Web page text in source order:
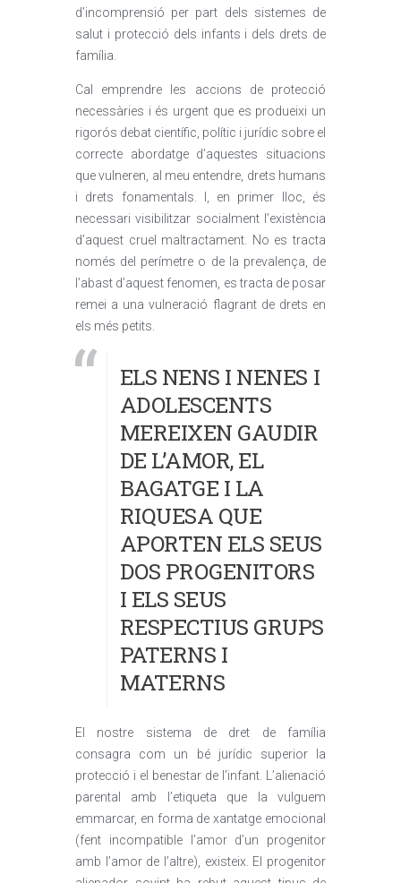
d’incomprensió per part dels sistemes de
salut i protecció dels infants i dels drets de
família.
Cal emprendre les accions de protecció
necessàries i és urgent que es produeixi un
rigorós debat científic, polític i jurídic sobre el
correcte abordatge d’aquestes situacions
que vulneren, al meu entendre, drets humans
i drets fonamentals. I, en primer lloc, és
necessari visibilitzar socialment l’existència
d’aquest cruel maltractament. No es tracta
només del perímetre o de la prevalença, de
l’abast d’aquest fenomen, es tracta de posar
remei a una vulneració flagrant de drets en
els més petits.
ELS NENS I NENES I
ADOLESCENTS
MEREIXEN GAUDIR
DE L’AMOR, EL
BAGATGE I LA
RIQUESA QUE
APORTEN ELS SEUS
DOS PROGENITORS
I ELS SEUS
RESPECTIUS GRUPS
PATERNS I
MATERNS
El nostre sistema de dret de família
consagra com un bé jurídic superior la
protecció i el benestar de l’infant. L’alienació
parental amb l’etiqueta que la vulguem
emmarcar, en forma de xantatge emocional
(fent incompatible l’amor d’un progenitor
amb l’amor de l’altre), existeix. El progenitor